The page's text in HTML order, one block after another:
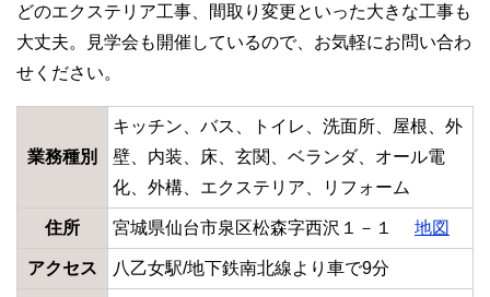
どのエクステリア工事、間取り変更といった大きな工事も
大丈夫。見学会も開催しているので、お気軽にお問い合わ
せください。
業務種別
キッチン、バス、トイレ、洗面所、屋根、外
壁、内装、床、玄関、ベランダ、オール電
化、外構、エクステリア、リフォーム
住所 宮城県仙台市泉区松森字西沢１－１ 地図
アクセス 八乙女駅/地下鉄南北線より車で9分